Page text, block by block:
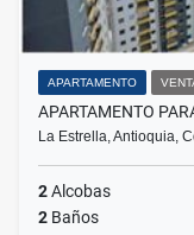
APARTAMENTO
APARTAMENTO
La Estrella, Antioquia,
2Alcobas
2 Baños